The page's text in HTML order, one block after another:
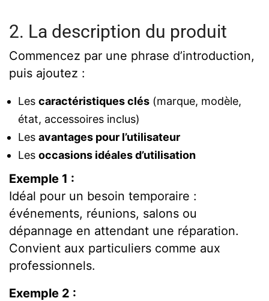
2. La description du produit
Commencez par une phrase d’introduction,
puis ajoutez :
Les caractéristiques clés (marque, modèle,
état, accessoires inclus)
Les avantages pour l’utilisateur
Les occasions idéales d’utilisation
Exemple 1 :
Idéal pour un besoin temporaire :
événements, réunions, salons ou
dépannage en attendant une réparation.
Convient aux particuliers comme aux
professionnels.
Exemple 2 :